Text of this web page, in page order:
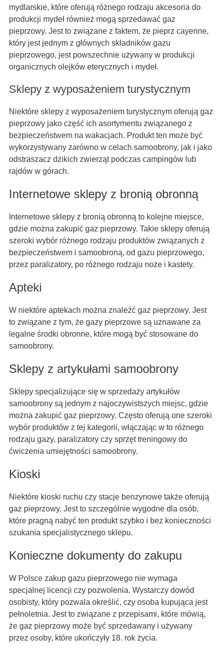
mydlarskie, które oferują różnego rodzaju akcesoria do
produkcji mydeł również mogą sprzedawać gaz
pieprzowy. Jest to związane z faktem, że pieprz cayenne,
który jest jednym z głównych składników gazu
pieprzowego, jest powszechnie używany w produkcji
organicznych olejków eterycznych i mydeł.
Sklepy z wyposażeniem turystycznym
Niektóre sklepy z wyposażeniem turystycznym oferują gaz
pieprzowy jako część ich asortymentu związanego z
bezpieczeństwem na wakacjach. Produkt ten może być
wykorzystywany zarówno w celach samoobrony, jak i jako
odstraszacz dzikich zwierząt podczas campingów lub
rajdów w górach.
Internetowe sklepy z bronią obronną
Internetowe sklepy z bronią obronną to kolejne miejsce,
gdzie można zakupić gaz pieprzowy. Takie sklepy oferują
szeroki wybór różnego rodzaju produktów związanych z
bezpieczeństwem i samoobroną, od gazu pieprzowego,
przez paralizatory, po różnego rodzaju noże i kastety.
Apteki
W niektóre aptekach można znaleźć gaz pieprzowy. Jest
to związane z tym, że gazy pieprzowe są uznawane za
legalne środki obronne, które mogą być stosowane do
samoobrony.
Sklepy z artykułami samoobrony
Sklepy specjalizujące się w sprzedaży artykułów
samoobrony są jednym z najoczywistszych miejsc, gdzie
można zakupić gaz pieprzowy. Często oferują one szeroki
wybór produktów z tej kategorii, włączając w to różnego
rodzaju gazy, paralizatory czy sprzęt treningowy do
ćwiczenia umiejętności samoobrony.
Kioski
Niektóre kioski ruchu czy stacje benzynowe także oferują
gaz pieprzowy. Jest to szczególnie wygodne dla osób,
które pragną nabyć ten produkt szybko i bez konieczności
szukania specjalistycznego sklepu.
Konieczne dokumenty do zakupu
W Polsce zakup gazu pieprzowego nie wymaga
specjalnej licencji czy pozwolenia. Wystarczy dowód
osobisty, który pozwala określić, czy osoba kupująca jest
pełnoletnia. Jest to związane z przepisami, które mówią,
że gaz pieprzowy może być sprzedawany i używany
przez osoby, które ukończyły 18. rok życia.